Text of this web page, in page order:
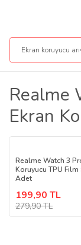
Realme
Ekran
Realme Watch 3
Koruyucu TPU Film
Adet
199,90 TL
279,90 TL